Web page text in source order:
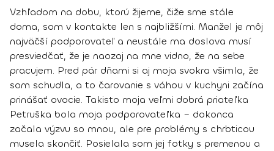
Vzhľadom na dobu, ktorú žijeme, čiže sme stále
doma, som v kontakte len s najbližšími. Manžel je môj
najväčší podporovateľ a neustále ma doslova musí
presviedčať, že je naozaj na mne vidno, že na sebe
pracujem. Pred pár dňami si aj moja svokra všimla, že
som schudla, a to čarovanie s váhou v kuchyni začína
prinášať ovocie. Takisto moja veľmi dobrá priateľka
Petruška bola moja podporovateľka – dokonca
začala výzvu so mnou, ale pre problémy s chrbticou
musela skončiť. Posielala som jej fotky s premenou a